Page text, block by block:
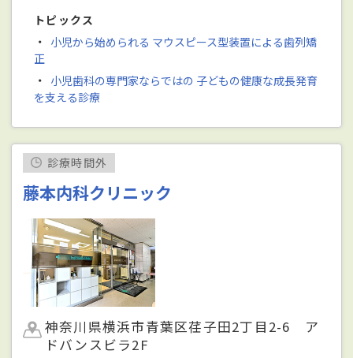
トピックス
・ 小児から始められる マウスピース型装置による歯列矯
正
・ 小児歯科の専門家ならではの 子どもの健康な成長発育
を支える診療
診療時間外
藤本内科クリニック
神奈川県横浜市青葉区荏子田2丁目2-6 ア
ドバンスビラ2F